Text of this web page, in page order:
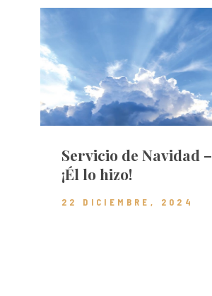
Servicio de Navidad –
¡Él lo hizo!
22 DICIEMBRE, 2024